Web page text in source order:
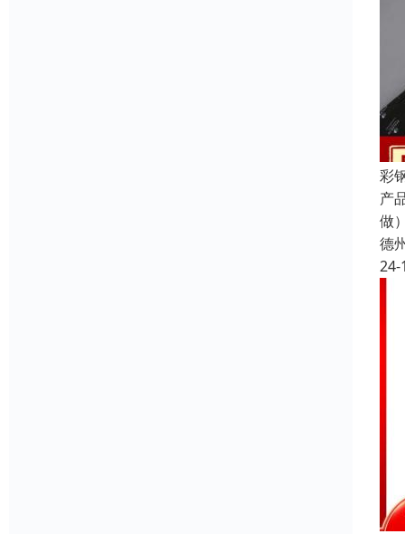
彩
产
做
德
24-